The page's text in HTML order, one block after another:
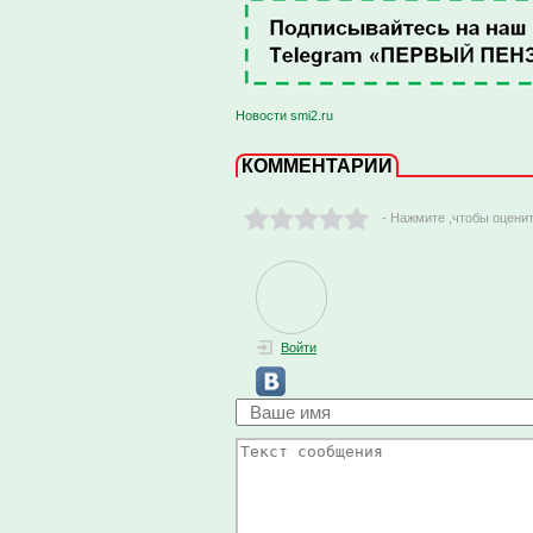
Новости smi2.ru
КОММЕНТАРИИ
- Нажмите ,чтобы
Войти